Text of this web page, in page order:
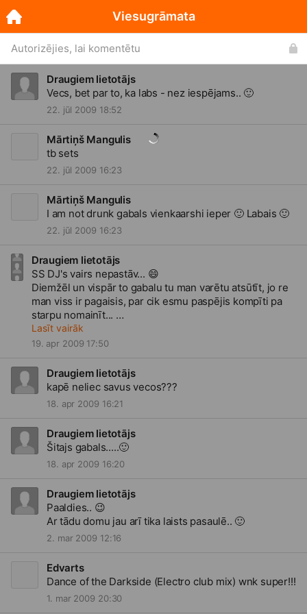
Autorizējies, lai komentētu
Draugiem lietotājs
Vecs, bet par to, ka labs - nez iespējams.. 🙂
22. jūl 2009 18:52
Mārtiņš Mangulis
tb sets
22. jūl 2009 16:23
Mārtiņš Mangulis
I am not drunk gabals vienkaarshi ieper 🙂Labais 🙂
22. jūl 2009 16:23
Draugiem lietotājs
SS DJ's vairs nepastāv... 😄
Diemžēl un vispār to gabalu tu man varētu atsūtīt, jo re
man viss ir pagaisis, par cik esmu paspējis kompīti pa
starpu nomainīt...
Gribās dzirdēt savus bērnības garadarbus..
Lasīt vairāk
19. apr 2009 17:50
Draugiem lietotājs
kapē neliec savus vecos???
18. apr 2009 16:21
Draugiem lietotājs
Šitajs gabals.....🙂
18. apr 2009 16:20
Draugiem lietotājs
Paaldies.. 😉
Ar tādu domu jau arī tika laists pasaulē.. 🙂
2. mar 2009 12:16
Edvarts
Dance of the Darkside (Electro club mix) wnk super!!!
1. mar 2009 20:30
Viesugrāmata